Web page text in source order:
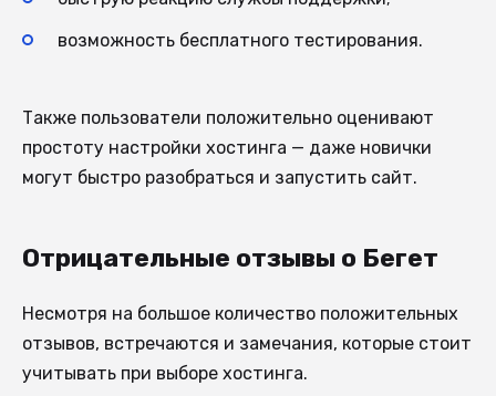
возможность бесплатного тестирования.
Также пользователи положительно оценивают
простоту настройки хостинга — даже новички
могут быстро разобраться и запустить сайт.
Отрицательные отзывы о Бегет
Несмотря на большое количество положительных
отзывов, встречаются и замечания, которые стоит
учитывать при выборе хостинга.